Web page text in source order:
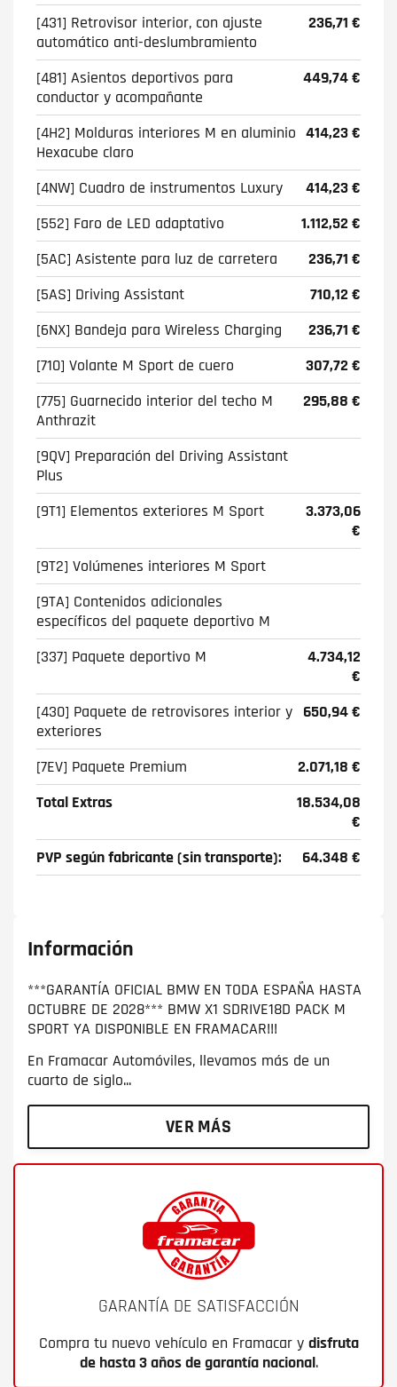
[431] Retrovisor interior, con ajuste
automático anti-deslumbramiento
236,71 €
[481] Asientos deportivos para
conductor y acompañante
449,74 €
[4H2] Molduras interiores M en aluminio
Hexacube claro
414,23 €
[4NW] Cuadro de instrumentos Luxury
414,23 €
[552] Faro de LED adaptativo
1.112,52 €
[5AC] Asistente para luz de carretera
236,71 €
[5AS] Driving Assistant
710,12 €
[6NX] Bandeja para Wireless Charging
236,71 €
[710] Volante M Sport de cuero
307,72 €
[775] Guarnecido interior del techo M
Anthrazit
295,88 €
[9QV] Preparación del Driving Assistant
Plus
[9T1] Elementos exteriores M Sport
3.373,06
€
[9T2] Volúmenes interiores M Sport
[9TA] Contenidos adicionales
específicos del paquete deportivo M
[337] Paquete deportivo M
4.734,12
€
[430] Paquete de retrovisores interior y
exteriores
650,94 €
[7EV] Paquete Premium
2.071,18 €
Total Extras
18.534,08
€
PVP según fabricante (sin transporte):
64.348 €
Información
***GARANTÍA OFICIAL BMW EN TODA ESPAÑA HASTA
OCTUBRE DE 2028*** BMW X1 SDRIVE18D PACK M
SPORT YA DISPONIBLE EN FRAMACAR!!!
En Framacar Automóviles, llevamos más de un
cuarto de siglo...
VER MÁS
GARANTÍA DE SATISFACCIÓN
Compra tu nuevo vehículo en Framacar y disfruta
de hasta 3 años de garantía nacional.